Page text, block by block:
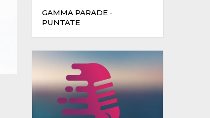
GAMMA PARADE -
PUNTATE